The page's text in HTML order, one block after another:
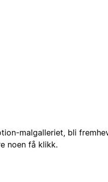
malgalleriet, bli
noen få klikk.